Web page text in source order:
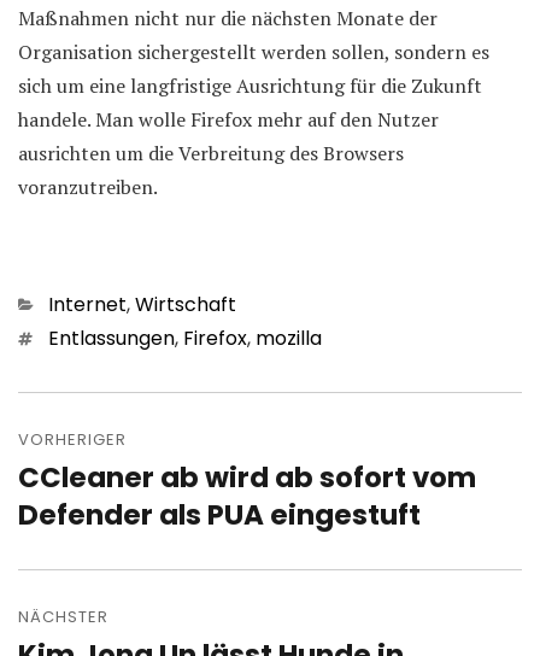
Maßnahmen nicht nur die nächsten Monate der
Organisation sichergestellt werden sollen, sondern es
sich um eine langfristige Ausrichtung für die Zukunft
handele. Man wolle Firefox mehr auf den Nutzer
ausrichten um die Verbreitung des Browsers
voranzutreiben.
Kategorien
Internet,Wirtschaft
Schlagwörter
Entlassungen, Firefox, mozilla
VORHERIGER
Vorheriger
Beitrag:
CCleaner ab wird ab sofort vom
Defender als PUA eingestuft
NÄCHSTER